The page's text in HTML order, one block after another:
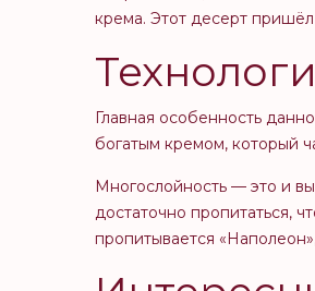
крема. Этот десерт
Главная особенность
богатым кремом, который
Многослойность — это и
достаточно пропитаться,
пропитывается